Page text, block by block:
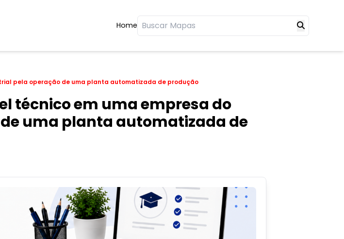
Home
pela operação de uma planta automatizada de produção
técnico em uma empresa do
uma planta automatizada de